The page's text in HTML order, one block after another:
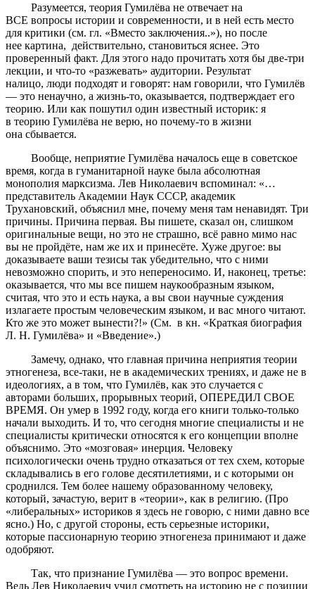
Разумеется, теория Гумилёва не отвечает на
ВСЕ вопросы истории и современности, и в ней есть место
для критики (см. гл. «Вместо заключения..»), но после
нее картина, действительно, становиться яснее. Это
проверенный факт. Для этого надо прочитать хотя бы две-три
лекции, и что-то «разжевать» аудитории. Результат
налицо, люди подходят и говорят: нам говорили, что Гумилёв
— это ненаучно, а жизнь-то, оказывается, подтверждает его
теорию. Или как пошутил один известный историк: я
в теорию Гумилёва не верю, но почему-то в жизни
она сбывается.
Вообще, неприятие Гумилёва началось еще в советское
время, когда в гуманитарной науке была абсолютная
монополия марксизма. Лев Николаевич вспоминал: «…
представитель Академии Наук СССР, академик
Трухановский, объяснил мне, почему меня там ненавидят. Три
причины. Причина первая. Вы пишете, сказал он, слишком
оригинальные вещи, но это не страшно, всё равно мимо нас
вы не пройдёте, нам же их и принесёте. Хуже другое: вы
доказываете ваши тезисы так убедительно, что с ними
невозможно спорить, и это непереносимо. И, наконец, третье:
оказывается, что мы все пишем наукообразным языком,
считая, что это и есть наука, а вы свои научные суждения
излагаете простым человеческим языком, и вас много читают.
Кто же это может вынести?!» (См. в кн. «Краткая биография
Л. Н. Гумилёва» и «Введение».)
Замечу, однако, что главная причина неприятия теории
этногенеза, все-таки, не в академических трениях, и даже не в
идеологиях, а в том, что Гумилёв, как это случается с
авторами больших, прорывных теорий, ОПЕРЕДИЛ СВОЕ
ВРЕМЯ. Он умер в 1992 году, когда его книги только-только
начали выходить. И то, что сегодня многие специалисты и не
специалисты критически относятся к его концепции вполне
объяснимо. Это «мозговая» инерция. Человеку
психологически очень трудно отказаться от тех схем, которые
складывались в его голове десятилетиями, и с которыми он
сроднился. Тем более нашему образованному человеку,
который, зачастую, верит в «теории», как в религию. (Про
«либеральных» историков я здесь не говорю, с ними давно все
ясно.) Но, с другой стороны, есть серьезные историки,
которые пассионарную теорию этногенеза принимают и даже
одобряют.
Так, что признание Гумилёва — это вопрос времени.
Ведь Лев Николаевич учил смотреть на историю не с позиции